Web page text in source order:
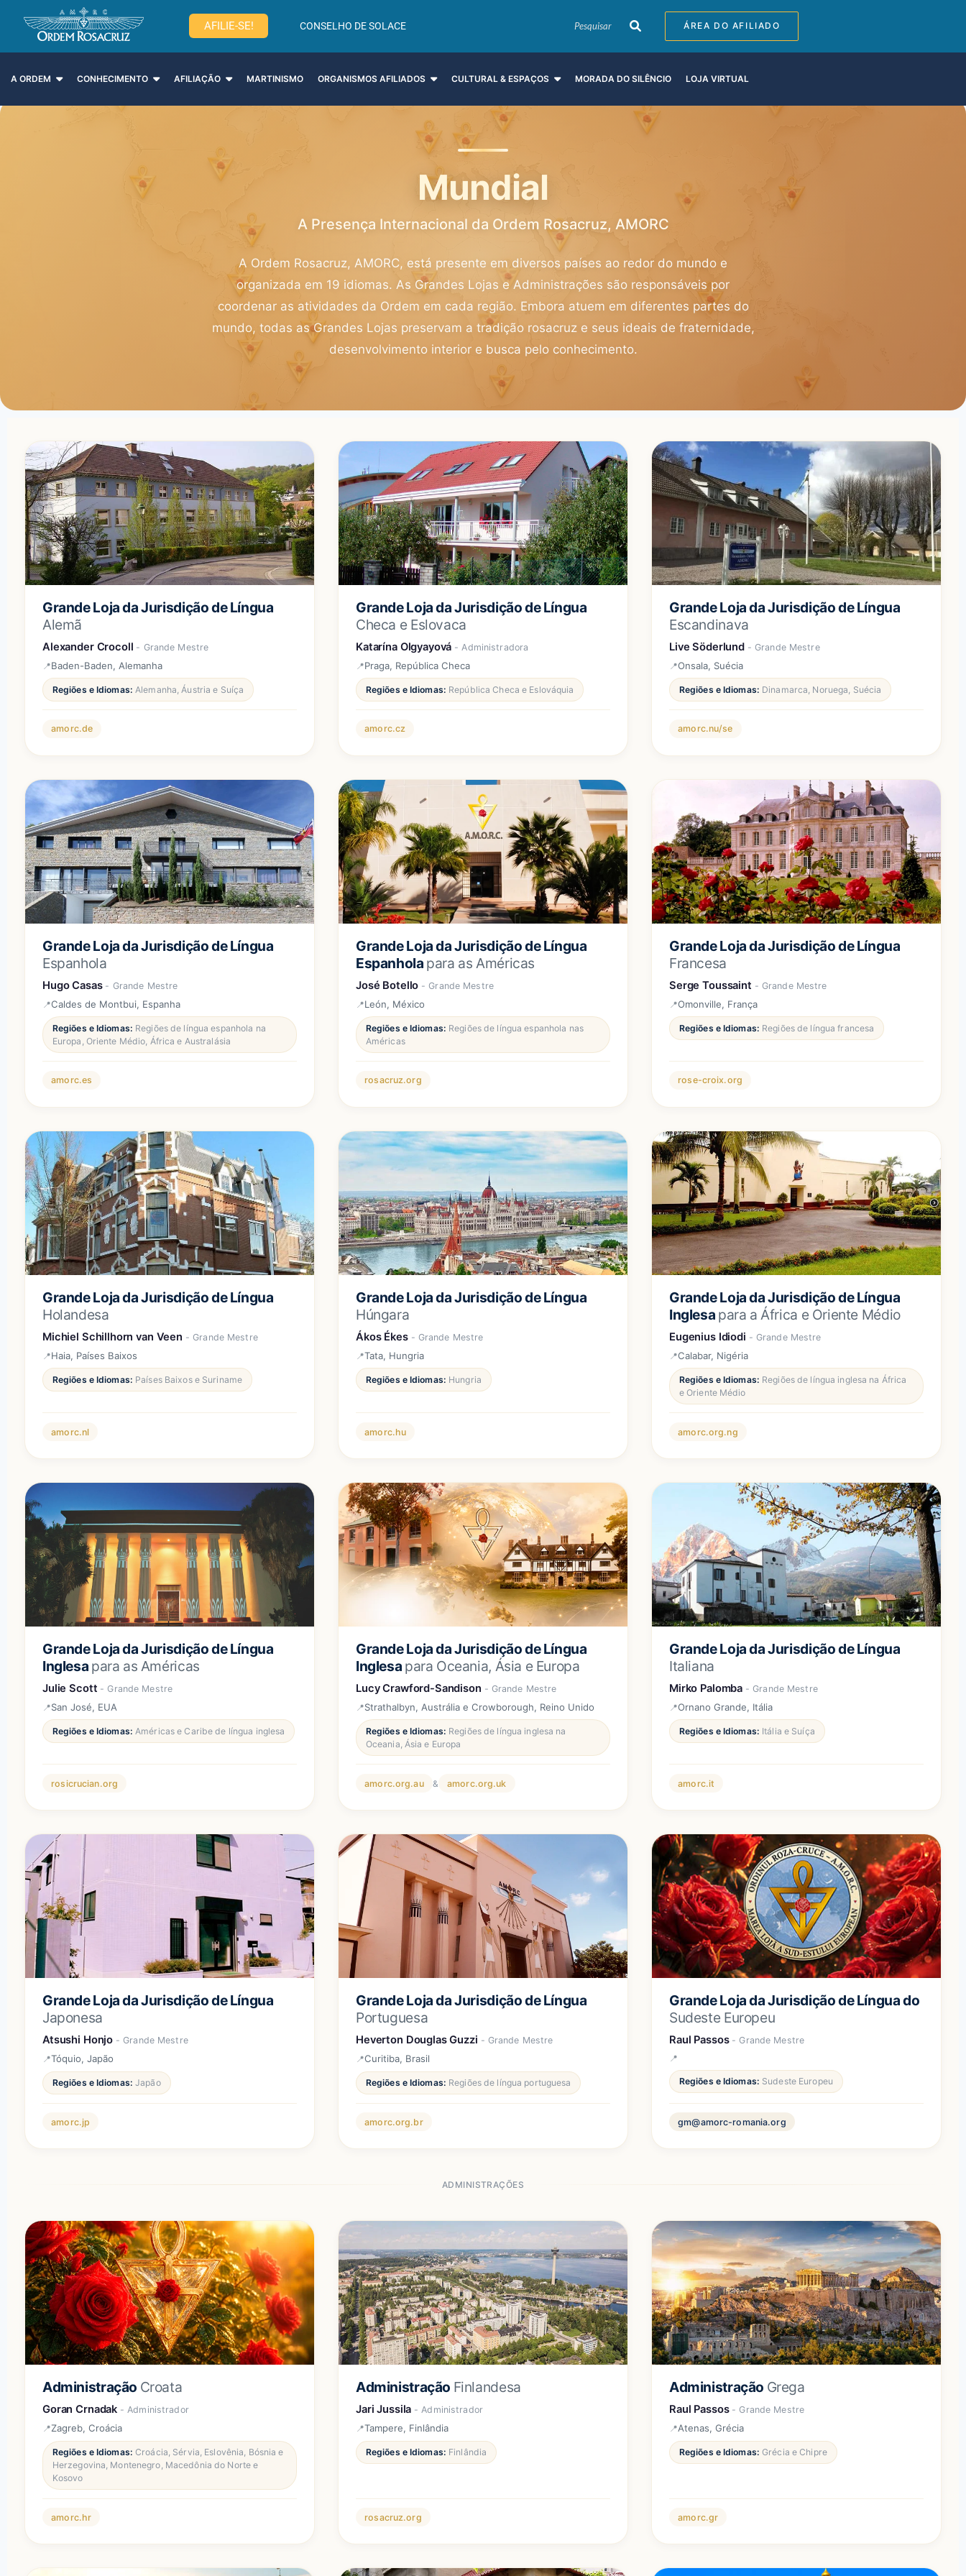
AFILIE-SE! CONSELHO DE SOLACE ÁREA DO AFILIADO
A ORDEM CONHECIMENTO AFILIAÇÃO MARTINISMO ORGANISMOS AFILIADOS CULTURAL & ESPAÇOS MORADA DO SILÊNCIO LOJA VIRTUAL
Mundial
A Presença Internacional da Ordem Rosacruz, AMORC
A Ordem Rosacruz, AMORC, está presente em diversos países ao redor do mundo e
organizada em 19 idiomas. As Grandes Lojas e Administrações são responsáveis por
coordenar as atividades da Ordem em cada região. Embora atuem em diferentes partes do
mundo, todas as Grandes Lojas preservam a tradição rosacruz e seus ideais de fraternidade,
desenvolvimento interior e busca pelo conhecimento.
Grande Loja da Jurisdição de Língua
Alemã
Alexander Crocoll - Grande Mestre
Baden-Baden, Alemanha
Regiões e Idiomas: Alemanha, Áustria e Suíça
amorc.de
Grande Loja da Jurisdição de Língua
Checa e Eslovaca
Katarína Olgyayová - Administradora
Praga, República Checa
Regiões e Idiomas: República Checa e Eslováquia
amorc.cz
Grande Loja da Jurisdição de Língua
Escandinava
Live Söderlund - Grande Mestre
Onsala, Suécia
Regiões e Idiomas: Dinamarca, Noruega, Suécia
amorc.nu/se
Grande Loja da Jurisdição de Língua
Espanhola
Hugo Casas - Grande Mestre
Caldes de Montbui, Espanha
Regiões e Idiomas: Regiões de língua espanhola na
Europa, Oriente Médio, África e Australásia
amorc.es
Grande Loja da Jurisdição de Língua
Espanhola para as Américas
José Botello - Grande Mestre
León, México
Regiões e Idiomas: Regiões de língua espanhola nas
Américas
rosacruz.org
Grande Loja da Jurisdição de Língua
Francesa
Serge Toussaint - Grande Mestre
Omonville, França
Regiões e Idiomas: Regiões de língua francesa
rose-croix.org
Grande Loja da Jurisdição de Língua
Holandesa
Michiel Schillhorn van Veen - Grande Mestre
Haia, Países Baixos
Regiões e Idiomas: Países Baixos e Suriname
amorc.nl
Grande Loja da Jurisdição de Língua
Húngara
Ákos Ékes - Grande Mestre
Tata, Hungria
Regiões e Idiomas: Hungria
amorc.hu
Grande Loja da Jurisdição de Língua
Inglesa para a África e Oriente Médio
Eugenius Idiodi - Grande Mestre
Calabar, Nigéria
Regiões e Idiomas: Regiões de língua inglesa na África
e Oriente Médio
amorc.org.ng
Grande Loja da Jurisdição de Língua
Inglesa para as Américas
Julie Scott - Grande Mestre
San José, EUA
Regiões e Idiomas: Américas e Caribe de língua inglesa
rosicrucian.org
Grande Loja da Jurisdição de Língua
Inglesa para Oceania, Ásia e Europa
Lucy Crawford-Sandison - Grande Mestre
Strathalbyn, Austrália e Crowborough, Reino Unido
Regiões e Idiomas: Regiões de língua inglesa na
Oceania, Ásia e Europa
amorc.org.au & amorc.org.uk
Grande Loja da Jurisdição de Língua
Italiana
Mirko Palomba - Grande Mestre
Ornano Grande, Itália
Regiões e Idiomas: Itália e Suíça
amorc.it
Grande Loja da Jurisdição de Língua
Japonesa
Atsushi Honjo - Grande Mestre
Tóquio, Japão
Regiões e Idiomas: Japão
amorc.jp
Grande Loja da Jurisdição de Língua
Portuguesa
Heverton Douglas Guzzi - Grande Mestre
Curitiba, Brasil
Regiões e Idiomas: Regiões de língua portuguesa
amorc.org.br
Grande Loja da Jurisdição de Língua do
Sudeste Europeu
Raul Passos - Grande Mestre
Regiões e Idiomas: Sudeste Europeu
gm@amorc-romania.org
ADMINISTRAÇÕES
Administração Croata
Goran Crnadak - Administrador
Zagreb, Croácia
Regiões e Idiomas: Croácia, Sérvia, Eslovênia, Bósnia e
Herzegovina, Montenegro, Macedônia do Norte e
Kosovo
amorc.hr
Administração Finlandesa
Jari Jussila - Administrador
Tampere, Finlândia
Regiões e Idiomas: Finlândia
rosacruz.org
Administração Grega
Raul Passos - Grande Mestre
Atenas, Grécia
Regiões e Idiomas: Grécia e Chipre
amorc.gr